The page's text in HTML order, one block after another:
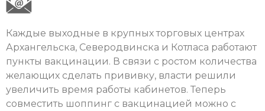
Каждые выходные в крупных торговых центрах
Архангельска, Северодвинска и Котласа работают
пункты вакцинации. В связи с ростом количества
желающих сделать прививку, власти решили
увеличить время работы кабинетов. Теперь
совместить шоппинг с вакцинацией можно с